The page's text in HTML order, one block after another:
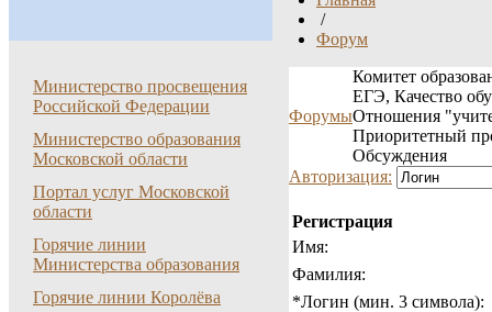
/
Форум
Министерство просвещения
Российской Федерации
Министерство образования
Московской области
Портал услуг Московской
области
Горячие линии
Министерства образования
Горячие линии Королёва
Форумы
Комитет
ЕГЭ, Качество
Отношения
Приоритетный
Обсуждения
Авторизация:
Регистрация
Имя:
Фамилия:
*Логин (мин. 3 символа):